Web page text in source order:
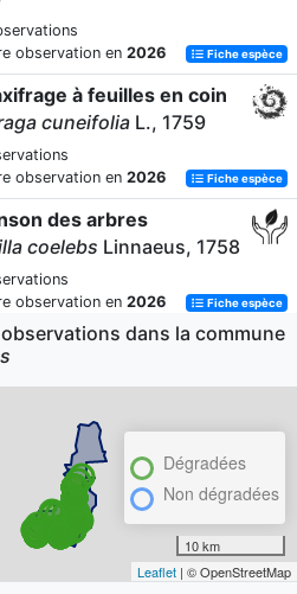
observation en 2026 Fiche espèce
à feuilles en coin
cuneifolia L., 1759
observation en 2026 Fiche espèce
des arbres
coelebs Linnaeus, 1758
observation en 2026 Fiche espèce
collina
observation en
familier
rubecula
(Linnaeus,
2026 Fiche espèce
dans la commune
Dégradées
Non dégradées
10 km
Leaflet | © OpenStreetMap